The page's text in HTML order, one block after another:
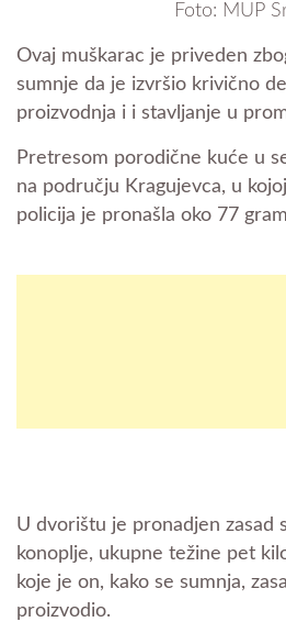
Foto: MUP
Ovaj muškarac je priveden
sumnje da je izvršio krivično
proizvodnja i i stavljanje u
Pretresom porodične kuće u
na području Kragujevca, u
policija je pronašla oko 77
U dvorištu je pronadjen zasad
konoplje, ukupne težine pet
koje je on, kako se sumnja,
proizvodio.